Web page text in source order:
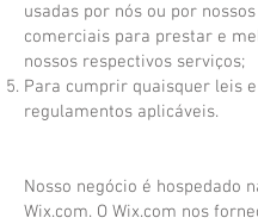
usadas por nós ou por
comerciais para prestar e
nossos respectivos serviços;
Para cumprir quaisquer leis e
regulamentos aplicáveis.
Nosso negócio é hospedado
Wix.com. O Wix.com nos